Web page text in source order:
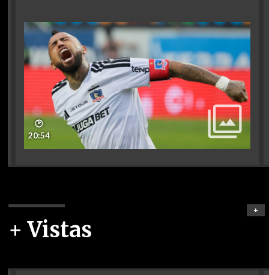
🕑
20:54
+ Vistas
+